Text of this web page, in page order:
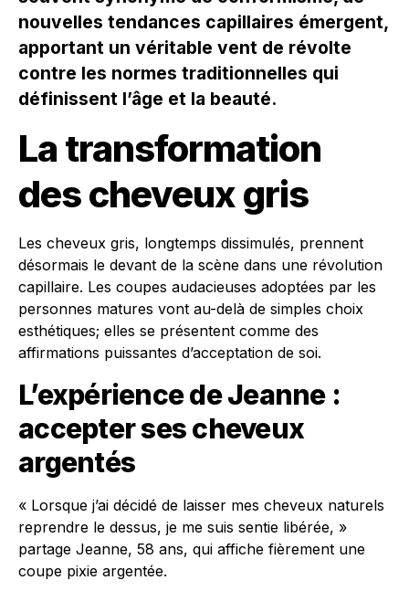
nouvelles tendances capillaires émergent,
apportant un véritable vent de révolte
contre les normes traditionnelles qui
définissent l’âge et la beauté.
La transformation
des cheveux gris
Les cheveux gris, longtemps dissimulés, prennent
désormais le devant de la scène dans une révolution
capillaire. Les coupes audacieuses adoptées par les
personnes matures vont au-delà de simples choix
esthétiques; elles se présentent comme des
affirmations puissantes d’acceptation de soi.
L’expérience de Jeanne :
accepter ses cheveux
argentés
« Lorsque j’ai décidé de laisser mes cheveux naturels
reprendre le dessus, je me suis sentie libérée, »
partage Jeanne, 58 ans, qui affiche fièrement une
coupe pixie argentée.